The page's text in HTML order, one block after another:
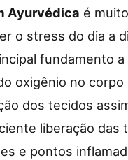
Ayurvédica é
o stress do dia a
fundamento
oxigênio no corpo
dos tecidos
liberação das
e pontos